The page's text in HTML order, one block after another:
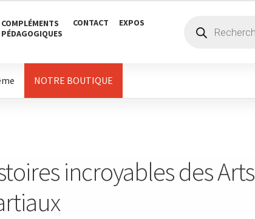
COMPLÉMENTS
PÉDAGOGIQUES
CONTACT EXPOS
produits
NOTRE BOUTIQUE
incroyables des Arts